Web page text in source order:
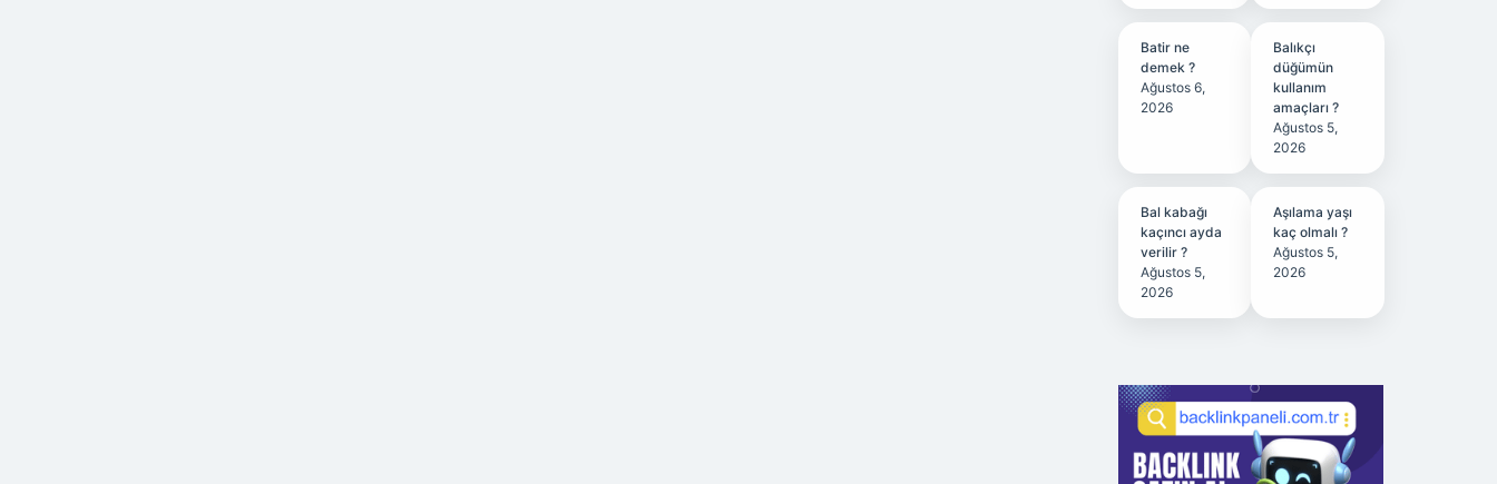
Batir ne
demek ?
Ağustos 6,
2026
Balıkçı
düğümün
kullanım
amaçları ?
Ağustos 5,
2026
Bal kabağı
kaçıncı ayda
verilir ?
Ağustos 5,
2026
Aşılama yaşı
kaç olmalı ?
Ağustos 5,
2026